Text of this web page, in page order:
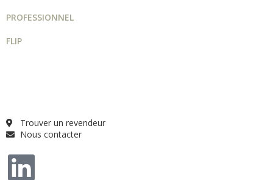
PROFESSIONNEL
FLIP
Trouver un revendeur
Nous contacter